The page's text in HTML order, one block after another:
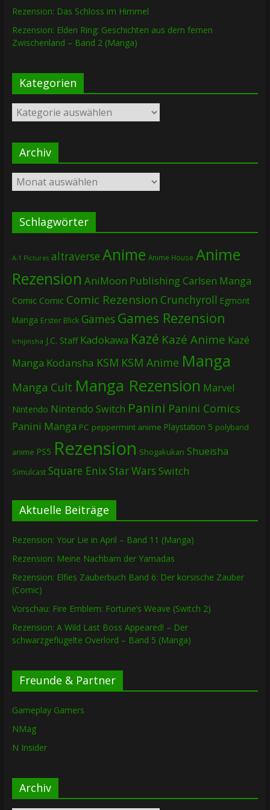
Rezension: Das Schloss im Himmel
Rezension: Elden Ring: Geschichten aus dem fernen
Zwischenland – Band 2 (Manga)
Kategorien
Kategorien
Archiv
Archiv
Schlagwörter
A-1 Pictures altraverse Anime Anime House Anime
Rezension AniMoon PublishingCarlsen Manga
Comic Comic Comic Rezension Crunchyroll Egmont
Manga Erster Blick Games Games Rezension
Ichijinsha J.C. Staff Kadokawa Kazé Kazé Anime Kazé
Manga Kodansha KSM KSM Anime Manga
Manga Cult Manga Rezension Marvel
Nintendo Nintendo Switch Panini Panini Comics
Panini Manga PC peppermint anime Playstation 5 polyband
anime PS5 Rezension Shogakukan Shueisha
Simulcast Square EnixStar Wars Switch
Aktuelle Beiträge
Rezension: Your Lie in April – Band 11 (Manga)
Rezension: Meine Nachbarn der Yamadas
Rezension: Elfies Zauberbuch Band 6: Der korsische Zauber
(Comic)
Vorschau: Fire Emblem: Fortune’s Weave (Switch 2)
Rezension: A Wild Last Boss Appeared! – Der
schwarzgeflügelte Overlord – Band 5 (Manga)
Freunde & Partner
Gameplay Gamers
NMag
N Insider
Archiv